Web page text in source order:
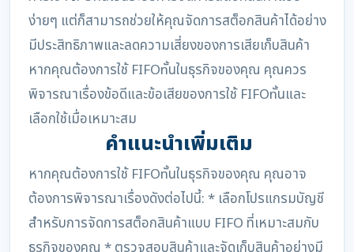
ง่ายๆ แต่ก็สามารถช่วยให้คุณจัดการสต็อกสินค้าได้อย่าง
มีประสิทธิภาพและลดความเสี่ยงของการเสียเก็บสินค้า
หากคุณต้องการใช้ FIFOnั้นในธุรกิจของคุณ คุณควร
พิจารณาเรื่องข้อดีและข้อเสียของการใช้ FIFOnั้นและ
เลือกใช้เมื่อเหมาะสม
คำแนะนำเพิ่มเติม
หากคุณต้องการใช้ FIFOnั้นในธุรกิจของคุณ คุณอาจ
ต้องการพิจารณาเรื่องดังต่อไปนี้: * เลือกโปรแกรมบัญชี
สำหรับการจัดการสต็อกสินค้าแบบ FIFO ที่เหมาะสมกับ